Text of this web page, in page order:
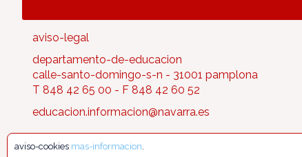
aviso-legal
departamento-de-educacion
calle-santo-domingo-s-n - 31001 pamplona
T 848 42 65 00 - F 848 42 60 52
educacion.informacion@navarra.es
aviso-cookies mas-informacion.